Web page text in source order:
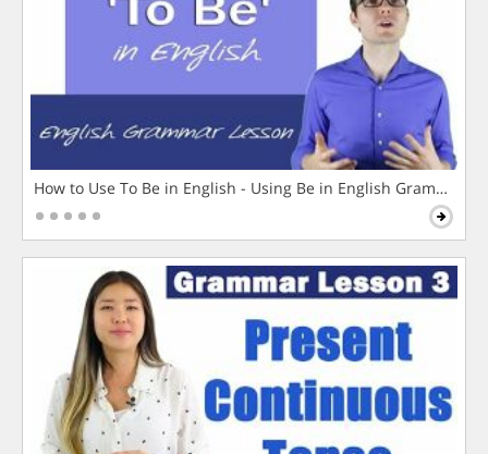
How to Use To Be in English - Using Be in English Grammar